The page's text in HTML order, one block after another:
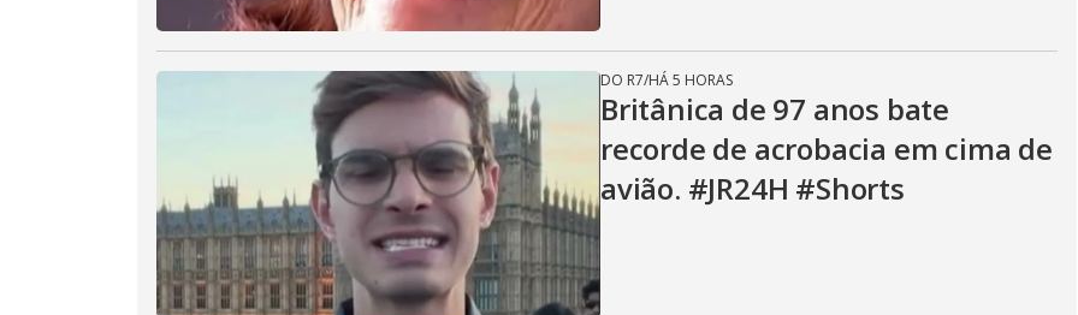
DO R7/HÁ 5 HORAS
Britânica de 97 anos bate
recorde de acrobacia em cima de
avião. #JR24H #Shorts